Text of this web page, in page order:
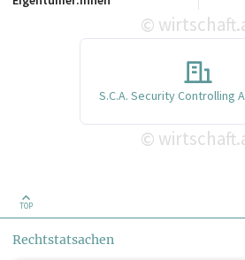
©
S.C.A. Security Controlling
©
TOP
Rechtstatsachen